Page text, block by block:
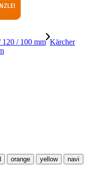
120 / 100 mm Kärcher
orange yellow
navi